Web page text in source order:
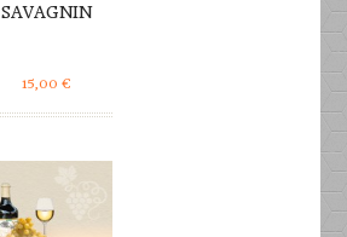
SAVAGNIN
15,00€